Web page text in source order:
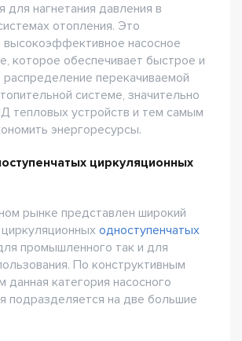
для нагнетания давления в
отопления. Это
высокоэффективное насосное
которое обеспечивает быстрое и
перекачиваемой
системе, значительно
тепловых устройств и тем самым
энергоресурсы.
циркуляционных
рынке представлен широкий
одноступенчатых
промышленного так и для
По конструктивным
данная категория насосного
подразделяется на две большие